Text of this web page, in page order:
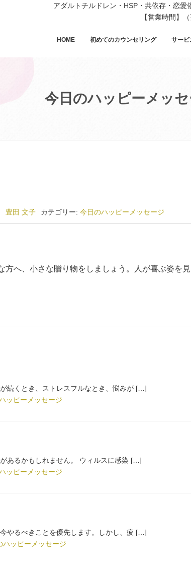
アダルトチルドレン・HSP・共依存・恋愛
【営業時間】
HOME 初めてのカウンセリング サービ
今日のハッピーメッ
豊田 文子 カテゴリー: 今日のハッピーメッセージ
へ、小さな贈り物をしましょう。人が喜ぶ姿を
続くとき、ストレスフルなとき、悩みが […]
ッピーメッセージ
あるかもしれません。 ウィルスに感染 […]
ッピーメッセージ
やるべきことを優先します。しかし、疲 […]
ハッピーメッセージ